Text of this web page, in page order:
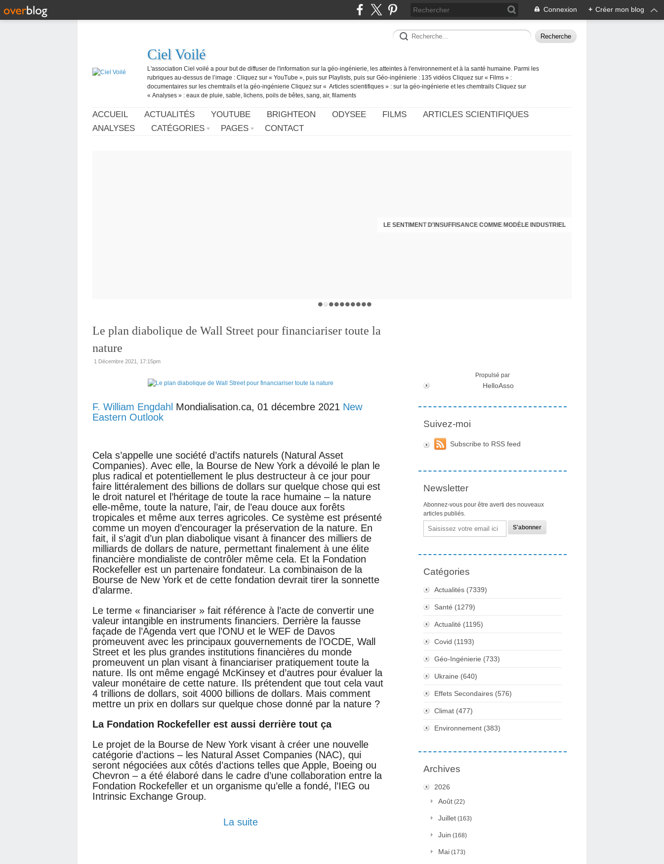
Connexion + Créer mon blog
Ciel Voilé
L'association Ciel voilé a pour but de diffuser de l'information sur la géo-ingénierie, les atteintes à l'environnement et à la santé humaine. Parmi les
rubriques au-dessus de l’image : Cliquez sur « YouTube », puis sur Playlists, puis sur Géo-ingénierie : 135 vidéos Cliquez sur « Films » :
documentaires sur les chemtrails et la géo-ingénierie Cliquez sur « Articles scientifiques » : sur la géo-ingénierie et les chemtrails Cliquez sur
« Analyses » : eaux de pluie, sable, lichens, poils de bêtes, sang, air, filaments
ACCUEIL ACTUALITÉS YOUTUBE BRIGHTEON ODYSEE FILMS
ARTICLES SCIENTIFIQUES
ANALYSES
CATÉGORIES PAGES CONTACT
LE SENTIMENT D'INSUFFISANCE COMME MODÈLE INDUSTRIEL
DÉNI MÉDICAL SUR LES EFFETS SECONDAIRES
Le plan diabolique de Wall Street pour financiariser toute la
nature
1 Décembre 2021, 17:15pm
F. William Engdahl Mondialisation.ca, 01 décembre 2021 New
Eastern Outlook
Cela s’appelle une société d’actifs naturels (Natural Asset
Companies). Avec elle, la Bourse de New York a dévoilé le plan le
plus radical et potentiellement le plus destructeur à ce jour pour
faire littéralement des billions de dollars sur quelque chose qui est
le droit naturel et l’héritage de toute la race humaine – la nature
elle-même, toute la nature, l’air, de l’eau douce aux forêts
tropicales et même aux terres agricoles. Ce système est présenté
comme un moyen d’encourager la préservation de la nature. En
fait, il s’agit d’un plan diabolique visant à financer des milliers de
milliards de dollars de nature, permettant finalement à une élite
financière mondialiste de contrôler même cela. Et la Fondation
Rockefeller est un partenaire fondateur. La combinaison de la
Bourse de New York et de cette fondation devrait tirer la sonnette
d’alarme.
Le terme « financiariser » fait référence à l’acte de convertir une
valeur intangible en instruments financiers. Derrière la fausse
façade de l’Agenda vert que l’ONU et le WEF de Davos
promeuvent avec les principaux gouvernements de l’OCDE, Wall
Street et les plus grandes institutions financières du monde
promeuvent un plan visant à financiariser pratiquement toute la
nature. Ils ont même engagé McKinsey et d’autres pour évaluer la
valeur monétaire de cette nature. Ils prétendent que tout cela vaut
4 trillions de dollars, soit 4000 billions de dollars. Mais comment
mettre un prix en dollars sur quelque chose donné par la nature ?
La Fondation Rockefeller est aussi derrière tout ça
Le projet de la Bourse de New York visant à créer une nouvelle
catégorie d’actions – les Natural Asset Companies (NAC), qui
seront négociées aux côtés d’actions telles que Apple, Boeing ou
Chevron – a été élaboré dans le cadre d’une collaboration entre la
Fondation Rockefeller et un organisme qu’elle a fondé, l’IEG ou
Intrinsic Exchange Group.
La suite
Propulsé par
HelloAsso
Suivez-moi
Subscribe to RSS feed
Newsletter
Abonnez-vous pour être averti des nouveaux
articles publiés.
Email
Catégories
Actualités (7339)
Santé (1279)
Actualité (1195)
Covid (1193)
Géo-Ingénierie (733)
Ukraine (640)
Effets Secondaires (576)
Climat (477)
Environnement (383)
Archives
2026
Août (22)
Juillet (163)
Juin (168)
Mai (173)